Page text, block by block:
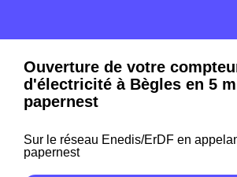
Ouverture de votre
d'électricité à Bègles en 5
papernest
Sur le réseau Enedis/ErDF en
papernest